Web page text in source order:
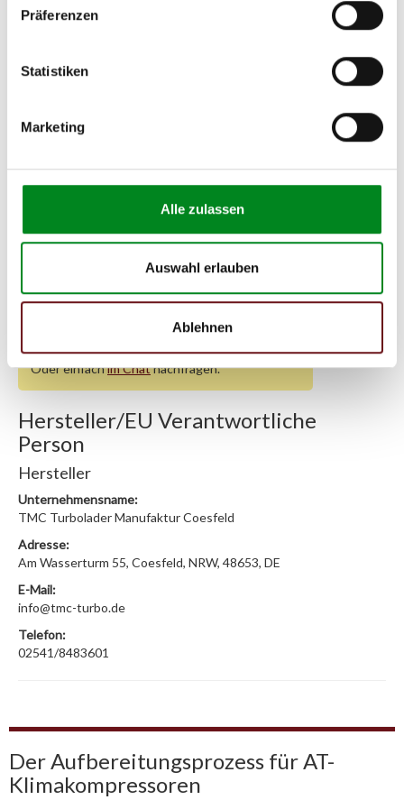
Präferenzen
Statistiken
Marketing
Alle zulassen
Auswahl erlauben
Ablehnen
16V
2.0 i 16V
2.0 i 16V
Chat, Telefon oder E-Mail).
Wir benötigen folgende Fahrzeugdaten:Schlüsselnummerzu 2
Passendes Fahrzeug nicht dabei?
Fahrzeug-Suche für Klimakompressoren
Oder einfachim Chatnachfragen.
Hersteller/EU Verantwortliche
Person
Hersteller
Unternehmensname:
TMC Turbolader Manufaktur Coesfeld
Adresse:
Am Wasserturm 55, Coesfeld, NRW, 48653, DE
E-Mail:
info@tmc-turbo.de
Telefon:
02541/8483601
Der Aufbereitungsprozess für AT-
Klimakompressoren